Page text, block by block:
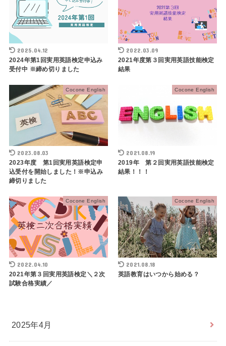
2025.04.12
2024年第1回実用英語検定申込み
受付中 ※締め切りました
2022.03.09
2021年度第３回実用英語技能検定
結果
Cocone English
2023.08.03
2023年度 第1回実用英語検定申
込受付を開始しました！※申込み
締切りました
Cocone English
2021.08.19
2019年 第２回実用英語技能検定
結果！！！
Cocone English
2022.04.10
2021年第３回実用英語検定＼２次
試験合格実績／
Cocone English
2021.08.18
英語教育はいつから始める？
2025年4月